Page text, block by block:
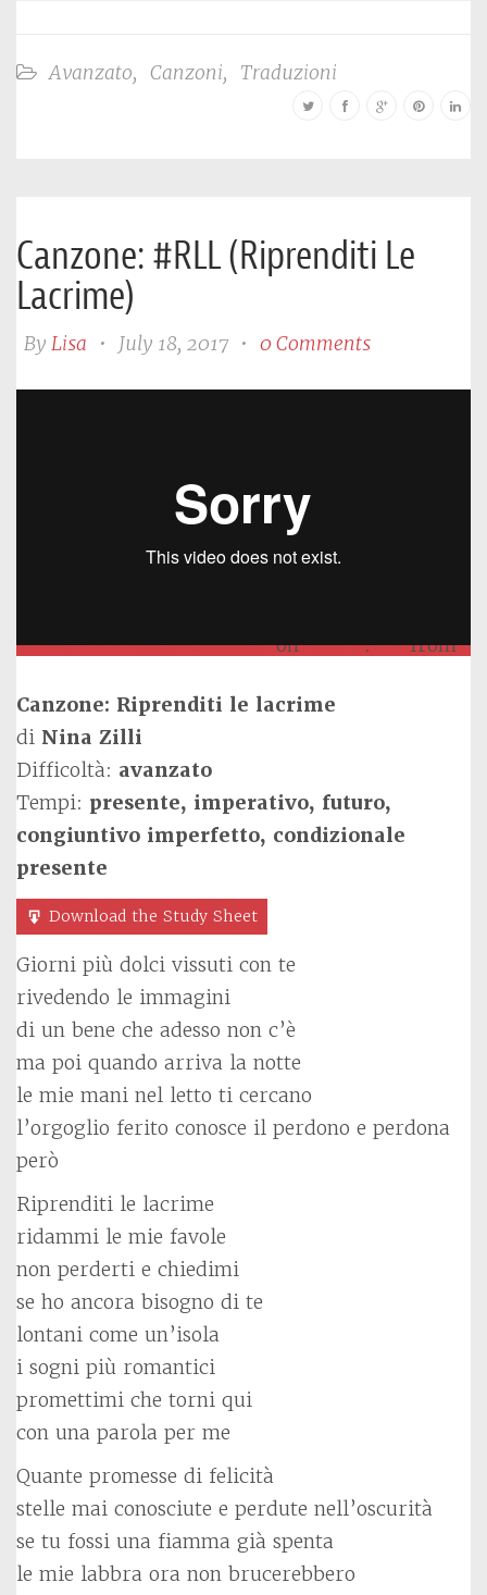
Avanzato, Canzoni, Traduzioni
Canzone: #RLL (Riprenditi Le
Lacrime)
By Lisa • July 18, 2017 • 0 Comments
Nina Zilli - Riprenditi le lacrime #RLLfrom
Didier TommasionVimeo.
Canzone: Riprenditi le lacrime
di Nina Zilli
Difficoltà: avanzato
Tempi: presente, imperativo, futuro,
congiuntivo imperfetto, condizionale
presente
Download the Study Sheet
Giorni più dolci vissuti con te
rivedendo le immagini
di un bene che adesso non c’è
ma poi quando arriva la notte
le mie mani nel letto ti cercano
l’orgoglio ferito conosce il perdono e perdona
però
Riprenditi le lacrime
ridammi le mie favole
non perderti e chiedimi
se ho ancora bisogno di te
lontani come un’isola
i sogni più romantici
promettimi che torni qui
con una parola per me
Quante promesse di felicità
stelle mai conosciute e perdute nell’oscurità
se tu fossi una fiamma già spenta
le mie labbra ora non brucerebbero